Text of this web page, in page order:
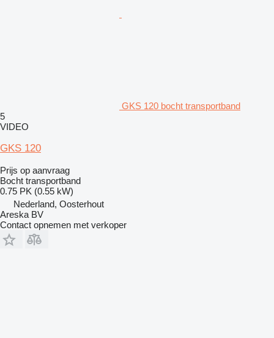
GKS 120 bocht transportband
5
VIDEO
GKS 120
Prijs op aanvraag
Bocht transportband
0.75 PK (0.55 kW)
Nederland, Oosterhout
Areska BV
Contact opnemen met verkoper